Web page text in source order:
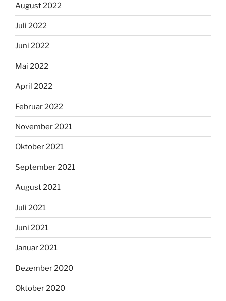
August 2022
Juli 2022
Juni 2022
Mai 2022
April 2022
Februar 2022
November 2021
Oktober 2021
September 2021
August 2021
Juli 2021
Juni 2021
Januar 2021
Dezember 2020
Oktober 2020